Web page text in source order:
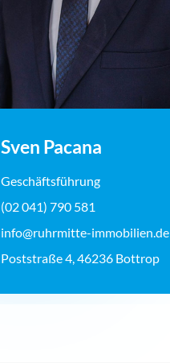
Sven Pacana
Geschäftsführung
(02 041) 790 581
info@ruhrmitte-immobilien.de
Poststraße 4, 46236 Bottrop